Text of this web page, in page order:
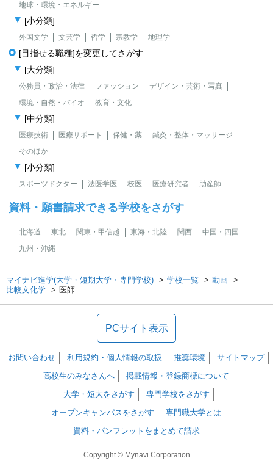
地球・環境・エネルギー
[小分類]
外国文学 文芸学 哲学 宗教学 地理学
[目指せる職種]を変更してさがす
[大分類]
公務員・政治・法律 ファッション
デザイン・芸術・写真
環境・自然・バイオ
教育・文化
[中分類]
医療技術 医療サポート 保健・薬
鍼灸・整体・マッサージ
そのほか
[小分類]
スポーツドクター 法医学医 校医 医療研究者 助産師
資料・願書請求できる学校をさがす
北海道 東北 関東・甲信越 東海・北陸 関西
中国・四国
九州・沖縄
マイナビ進学(大学・短期大学・専門学校) 学校一覧
動画
比較文化学
医師
PCサイト表示
お問い合わせ 利用規約・個人情報の取扱 推奨環境
サイトマップ
高校生のみなさんへ
掲載情報・登録商標について
大学・短大をさがす
専門学校をさがす
オープンキャンパスをさがす
専門職大学とは
資料・パンフレットをまとめて請求
Copyright © Mynavi Corporation